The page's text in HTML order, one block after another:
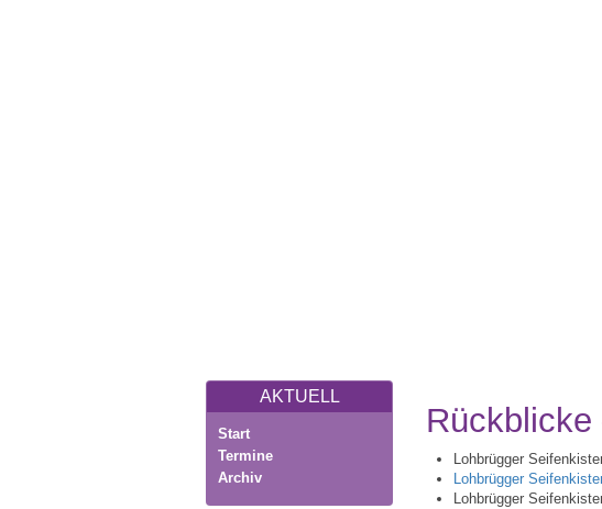
AKTUELL
Start
Termine
Archiv
Lohbrügger
Lohbrügger
Lohbrügger